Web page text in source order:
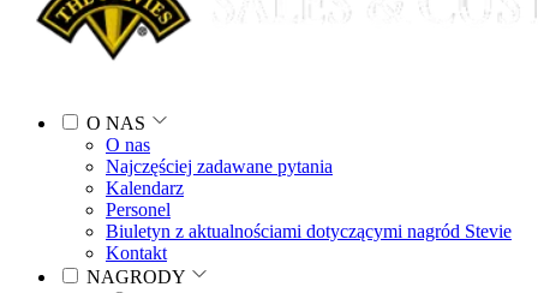
O NAS
O nas
Najczęściej zadawane pytania
Kalendarz
Personel
Biuletyn z aktualnościami dotyczącymi nagród Stevie
Kontakt
NAGRODY